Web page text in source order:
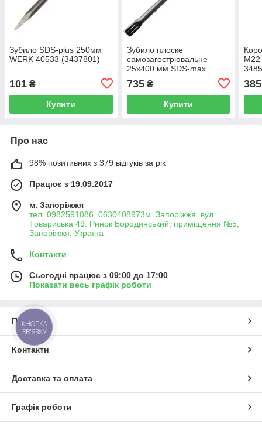
Зубило SDS-plus 250мм
WERK 40533 (3437801)
101 ₴
Купити
Зубило плоске
самозагострювальне
25х400 мм SDS-max
Haisser 106579 (3417212)
735₴
Купити
М22
385
Про нас
98% позитивних з 379 відгуків за рік
Працює з 19.09.2017
м. Запоріжжя
тел. 0982591086, 0630408973м. Запоріжжя. вул.
Товариська 49. Ринок Бородинський. приміщення №5,
Запоріжжя, Україна
Контакти
Сьогодні працює з 09:00 до 17:00
Показати весь графік роботи
Про нас
Контакти
Доставка та оплата
Графік роботи
КНОПКА
ЗВ'ЯЗКУ